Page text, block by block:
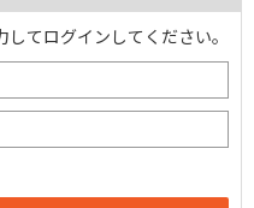
てログインしてください。